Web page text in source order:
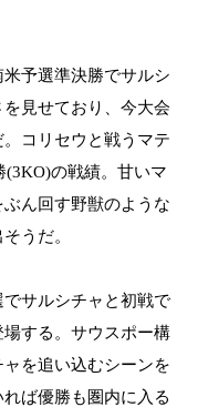
予選準決勝でサルシ
見せており、今大会
コリセウと戦うマテ
(3KO)の戦績。甘いマ
ん回す野獣のような
うだ。
サルシチャと初戦で
する。サウスポー構
を追い込むシーンを
ば優勝も圏内に入る